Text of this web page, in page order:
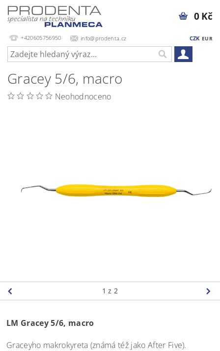
+420605756950 info@prodenta.cz CZK EUR
0 Kč
Gracey 5/6, macro
Neohodnoceno
1 z 2
LM Gracey 5/6, macro
Graceyho makrokyreta (známá též jako After Five).